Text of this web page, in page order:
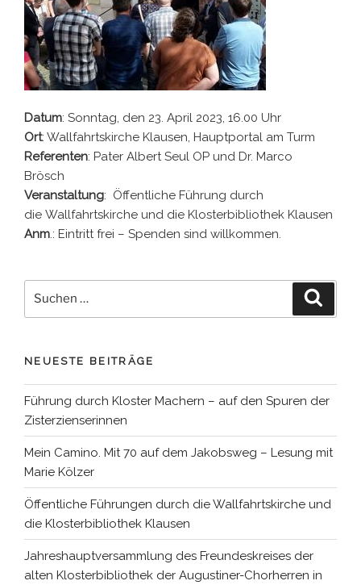
Datum: Sonntag, den 23. April 2023, 16.00 Uhr
Ort: Wallfahrtskirche Klausen, Hauptportal am Turm
Referenten: Pater Albert Seul OP und Dr. Marco
Brösch
Veranstaltung: Öffentliche Führung durch
die Wallfahrtskirche und die Klosterbibliothek Klausen
Anm .: Eintritt frei – Spenden sind willkommen.
nach:
NEUESTE BEITRÄGE
Führung durch Kloster Machern – auf den Spuren der
Zisterzienserinnen
Mein Camino. Mit 70 auf dem Jakobsweg – Lesung mit
Marie Kölzer
Öffentliche Führungen durch die Wallfahrtskirche und
die Klosterbibliothek Klausen
Jahreshauptversammlung des Freundeskreises der
alten Klosterbibliothek der Augustiner-Chorherren in